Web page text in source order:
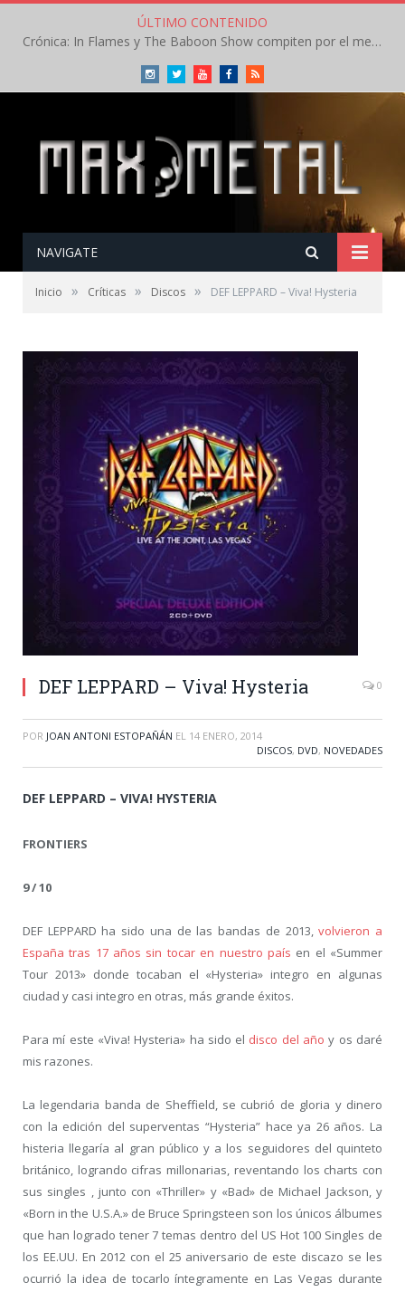
ÚLTIMO CONTENIDO
Crónica: In Flames y The Baboon Show compiten por el mejor concierto del día en el Leyendas del Rock – Viernes – Agosto 2026
InstagramTwitterYoutubeFacebookRSS
NAVIGATE
Inicio » Críticas » Discos » DEF LEPPARD – Viva! Hysteria
DEF LEPPARD – Viva! Hysteria 0
POR JOAN ANTONI ESTOPAÑÁN EL 14 ENERO, 2014
DISCOS, DVD, NOVEDADES
DEF LEPPARD – VIVA! HYSTERIA
FRONTIERS
9 / 10
DEF LEPPARD ha sido una de las bandas de 2013,volvieron a
España tras 17 años sin tocar en nuestro país en el «Summer
Tour 2013» donde tocaban el «Hysteria» integro en algunas
ciudad y casi integro en otras, más grande éxitos.
Para mí este «Viva! Hysteria» ha sido el disco del año y os daré
mis razones.
La legendaria banda de Sheffield, se cubrió de gloria y dinero
con la edición del superventas “Hysteria” hace ya 26 años. La
histeria llegaría al gran público y a los seguidores del quinteto
británico, logrando cifras millonarias, reventando los charts con
sus singles , junto con «Thriller» y «Bad» de Michael Jackson, y
«Born in the U.S.A.» de Bruce Springsteen son los únicos álbumes
que han logrado tener 7 temas dentro del US Hot 100 Singles de
los EE.UU. En 2012 con el 25 aniversario de este discazo se les
ocurrió la idea de tocarlo íntegramente en Las Vegas durante